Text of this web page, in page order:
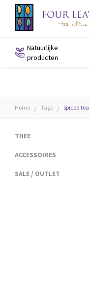
Natuurlijke
producten
Home / Tags / spiced tea
THEE
ACCESSOIRES
SALE / OUTLET